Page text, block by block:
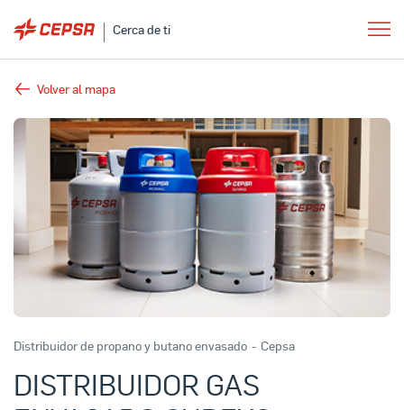
Cerca de ti
Volver al mapa
Distribuidor de propano y butano envasado - Cepsa
DISTRIBUIDOR GAS